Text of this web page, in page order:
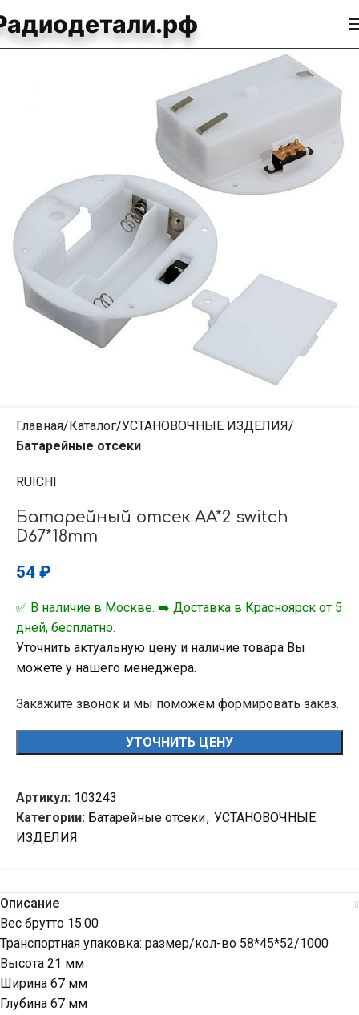
Главная Каталог УСТАНОВОЧНЫЕ ИЗДЕЛИЯ
Батарейные отсеки
RUICHI
Батарейный отсек AA*2 switch
D67*18mm
54 ₽
✅ В наличие в Москве. ➡️ Доставка в Красноярск от 5
дней, бесплатно.
Уточнить актуальную цену и наличие товара Вы
можете у нашего менеджера.
Закажите звонок и мы поможем формировать заказ.
УТОЧНИТЬ ЦЕНУ
Артикул: 103243
Категории: Батарейные отсеки, УСТАНОВОЧНЫЕ
ИЗДЕЛИЯ
Описание
Вес брутто 15.00
Транспортная упаковка: размер/кол-во 58*45*52/1000
Высота 21 мм
Ширина 67 мм
Глубина 67 мм